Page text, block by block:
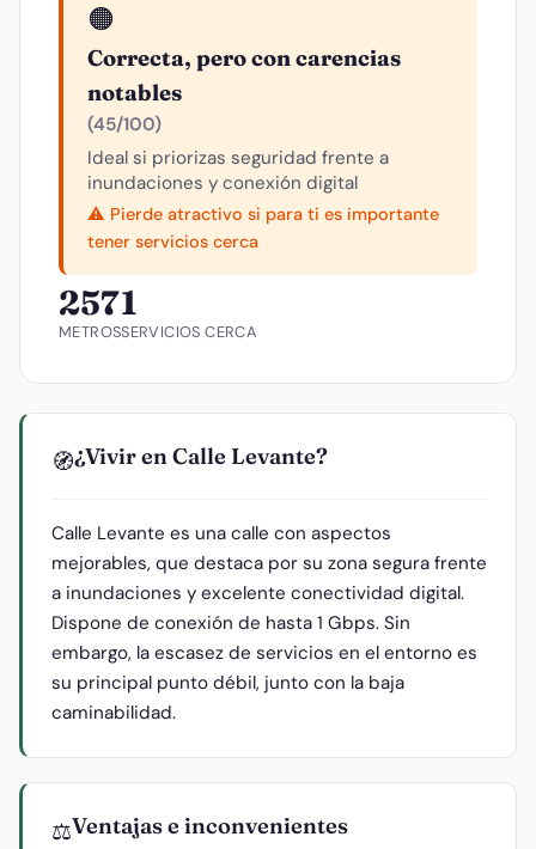
🟠
Correcta, pero con carencias
notables
(45/100)
Ideal si priorizas seguridad frente a
inundaciones y conexión digital
⚠️ Pierde atractivo si para ti es importante
tener servicios cerca
257
METROS
1
SERVICIOS CERCA
🧭¿Vivir en Calle Levante?
Calle Levante es una calle con aspectos
mejorables, que destaca por su zona segura frente
a inundaciones y excelente conectividad digital.
Dispone de conexión de hasta 1 Gbps. Sin
embargo, la escasez de servicios en el entorno es
su principal punto débil, junto con la baja
caminabilidad.
⚖️Ventajas e inconvenientes